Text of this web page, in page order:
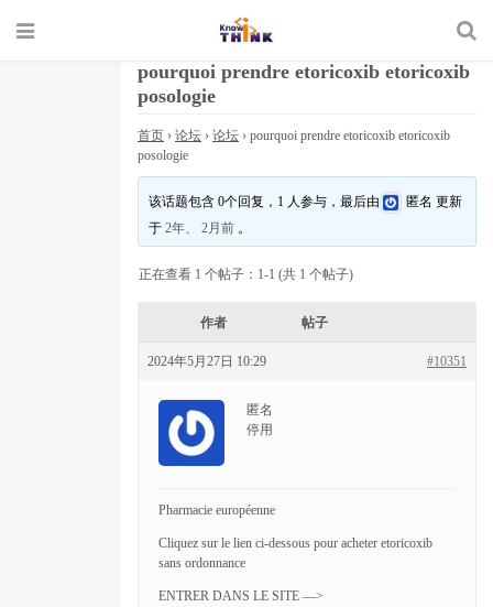
pourquoi prendre etoricoxib etoricoxib
posologie
首页 › 论坛 › 论坛 › pourquoi prendre etoricoxib etoricoxib
posologie
该话题包含 0个回复，1 人参与，最后由 匿名 更新
于2年、 2月前 。
正在查看 1 个帖子：1-1 (共 1 个帖子)
作者 帖子
2024年5月27日 10:29 #10351
匿名
停用
Pharmacie européenne
Cliquez sur le lien ci-dessous pour acheter etoricoxib
sans ordonnance
ENTRER DANS LE SITE —>